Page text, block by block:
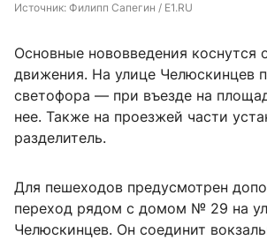
Источник: Филипп Сапегин / E1.RU
Основные нововведения коснутся
движения. На улице Челюскинцев
светофора — при въезде на
нее. Также на проезжей части
разделитель.
Для пешеходов предусмотрен
переход рядом с домом № 29 на
Челюскинцев. Он соединит